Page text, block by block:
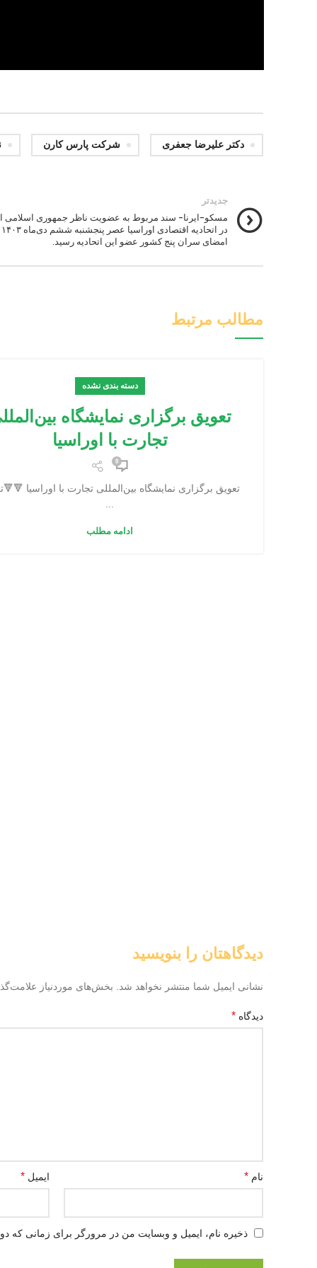
دکتر علیرضا جعفری شرکت پارس کارن
جدیدتر
مسکو-ایرنا- سند مربوط به عضویت ناظر جمهوری اسلامی
امضای سران پنج کشور عضو این اتحادیه رسید.
مطالب مرتبط
دسته بندی نشده
تعویق برگزاری نمایشگاه
تجارت با اوراسیا
0
تعویق برگزاری نمایشگاه بین‌المللی تجارت با اوراسیا
...
ادامه مطلب
دیدگاهتان را بنویسید
نشانی ایمیل شما منتشر نخواهد شد. بخش‌های موردنیاز
دیدگاه *
نام * ایمیل*
ذخیره نام، ایمیل و وبسایت من در مرورگر برای زمانی که